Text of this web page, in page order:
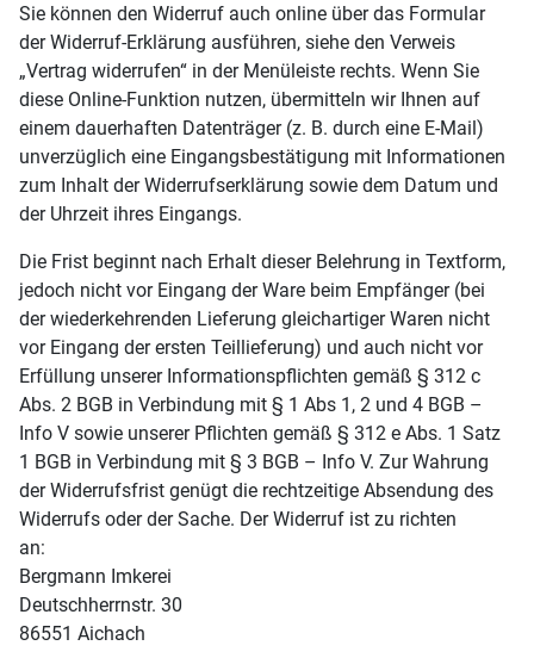
Sie können den Widerruf auch online über das Formular
der Widerruf-Erklärung ausführen, siehe den Verweis
„Vertrag widerrufen“ in der Menüleiste rechts. Wenn Sie
diese Online-Funktion nutzen, übermitteln wir Ihnen auf
einem dauerhaften Datenträger (z. B. durch eine E-Mail)
unverzüglich eine Eingangsbestätigung mit Informationen
zum Inhalt der Widerrufserklärung sowie dem Datum und
der Uhrzeit ihres Eingangs.
Die Frist beginnt nach Erhalt dieser Belehrung in Textform,
jedoch nicht vor Eingang der Ware beim Empfänger (bei
der wiederkehrenden Lieferung gleichartiger Waren nicht
vor Eingang der ersten Teillieferung) und auch nicht vor
Erfüllung unserer Informationspflichten gemäß § 312 c
Abs. 2 BGB in Verbindung mit § 1 Abs 1, 2 und 4 BGB –
Info V sowie unserer Pflichten gemäß § 312 e Abs. 1 Satz
1 BGB in Verbindung mit § 3 BGB – Info V. Zur Wahrung
der Widerrufsfrist genügt die rechtzeitige Absendung des
Widerrufs oder der Sache. Der Widerruf ist zu richten
an:
Bergmann Imkerei
Deutschherrnstr. 30
86551 Aichach